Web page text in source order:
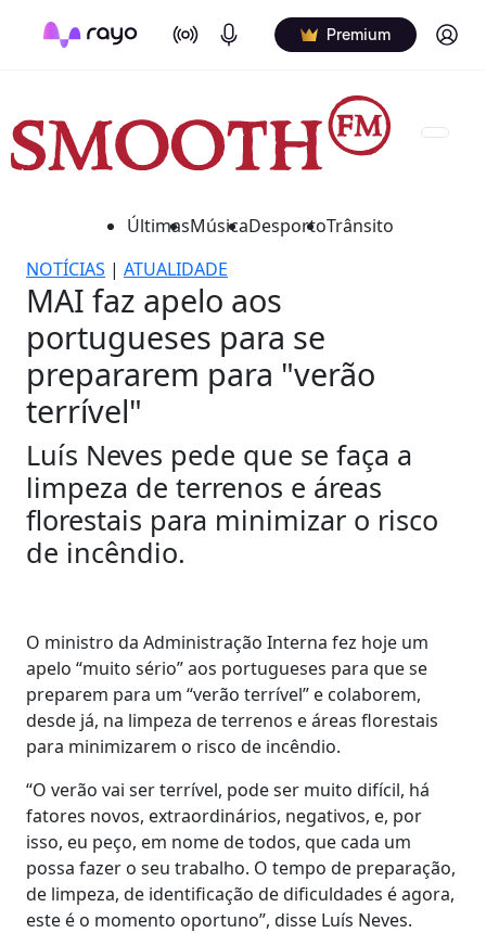
On Air Podcasts Premium Log in
ÚltimasMúsicaDesportoTrânsito
NOTÍCIAS | ATUALIDADE
MAI faz apelo aos
portugueses para se
prepararem para "verão
terrível"
Luís Neves pede que se faça a
limpeza de terrenos e áreas
florestais para minimizar o risco
de incêndio.
O ministro da Administração Interna fez hoje um
apelo “muito sério” aos portugueses para que se
preparem para um “verão terrível” e colaborem,
desde já, na limpeza de terrenos e áreas florestais
para minimizarem o risco de incêndio.
“O verão vai ser terrível, pode ser muito difícil, há
fatores novos, extraordinários, negativos, e, por
isso, eu peço, em nome de todos, que cada um
possa fazer o seu trabalho. O tempo de preparação,
de limpeza, de identificação de dificuldades é agora,
este é o momento oportuno”, disse Luís Neves.